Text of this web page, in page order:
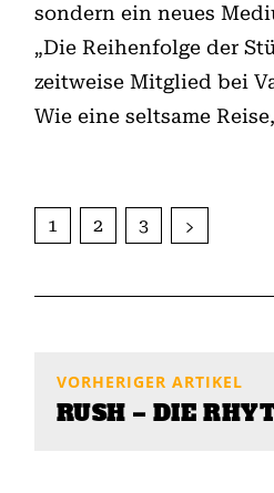
sondern ein neues
„Die Reihenfolge der
zeitweise Mitglied bei
Wie eine seltsame
1 2 3
VORHERIGER ARTIKEL
RUSH – DIE